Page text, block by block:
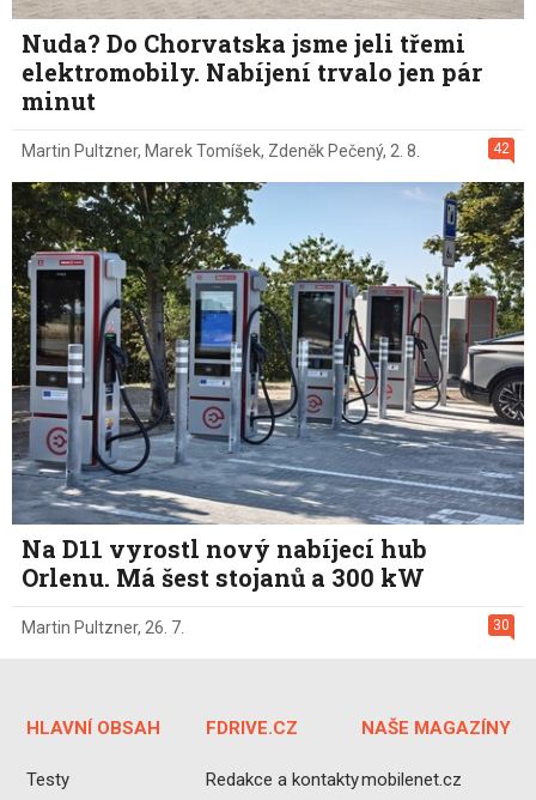
Nuda? Do Chorvatska jsme jeli třemi
elektromobily. Nabíjení trvalo jen pár
minut
42
Martin Pultzner, Marek Tomíšek, Zdeněk Pečený, 2. 8.
Na D11 vyrostl nový nabíjecí hub
Orlenu. Má šest stojanů a 300 kW
30
Martin Pultzner, 26. 7.
HLAVNÍ OBSAH
Testy
FDRIVE.CZ
Redakce a kontakty
NAŠE MAGAZÍNY
mobilenet.cz